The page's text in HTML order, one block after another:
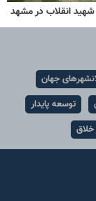
انقلاب در مشهد
جهان
توسعه پایدار